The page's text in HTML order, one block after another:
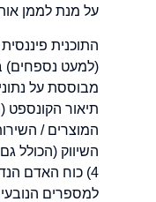
על מנת לממן
התוכנית
(למעט נספחים)
השיווק (הכולל
למספרים